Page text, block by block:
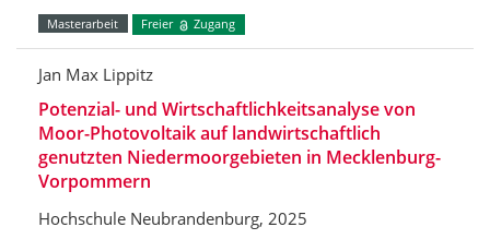
Masterarbeit Freier Zugang
Jan Max Lippitz
Potenzial- und Wirtschaftlichkeitsanalyse von
Moor-Photovoltaik auf landwirtschaftlich
genutzten Niedermoorgebieten in Mecklenburg-
Vorpommern
Hochschule Neubrandenburg, 2025